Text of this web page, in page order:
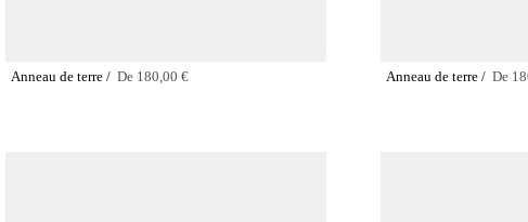
Anneau de terre / De 180,00 € Anneau de terre / De